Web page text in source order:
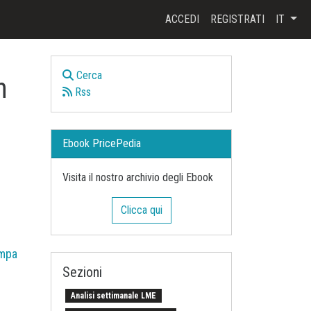
ACCEDI REGISTRATI IT
Cerca
Rss
Ebook PricePedia
Visita il nostro archivio degli Ebook
Clicca qui
Sezioni
Analisi settimanale LME